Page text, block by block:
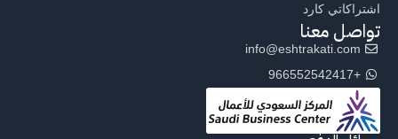
اشتراكاتي كارد
تواصل معنا
info@eshtrakati.com
+966552542417